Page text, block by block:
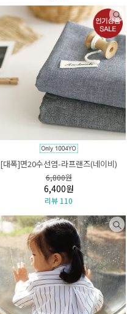
[대폭]면20수선염-라프랜즈(네이비)
6,800원
6,400원
리뷰 110